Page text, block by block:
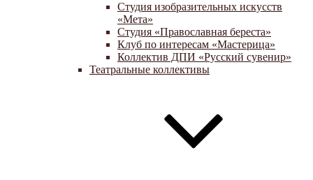
Студия изобразительных искусств
«Мета»
Студия «Православная береста»
Клуб по интересам «Мастерица»
Коллектив ДПИ «Русский сувенир»
Театральные коллективы